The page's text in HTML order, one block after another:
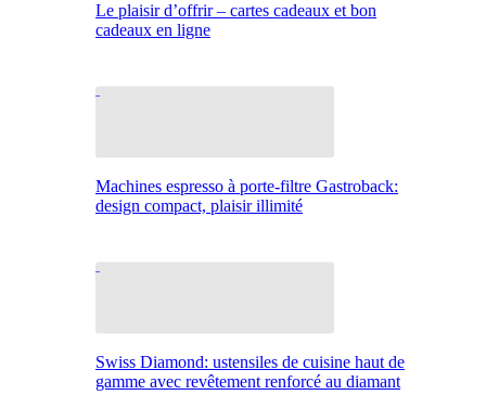
Le plaisir d’offrir – cartes cadeaux et bon
cadeaux en ligne
Machines espresso à porte-filtre Gastroback:
design compact, plaisir illimité
Swiss Diamond: ustensiles de cuisine haut de
gamme avec revêtement renforcé au diamant